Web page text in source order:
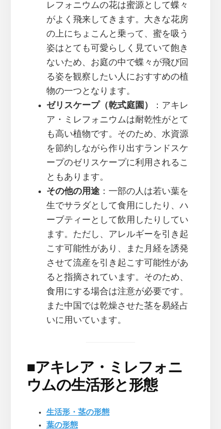
レフォニウムの花は蜜源として蝶々
がよく飛来してきます。大きな花房
の上にちょこんと乗って、蜜を吸う
姿はとても可愛らしく見ていて飽き
ないため、お庭の中で蝶々が飛び回
る姿を観察したい人におすすめの植
物の一つとなります。
ゼリスケープ（乾式庭園）
：アキレ
ア・ミレフォニウムは耐乾性がとて
も高い植物です。そのため、水資源
を節約しながら作り出すランドスケ
ープのゼリスケープに利用されるこ
ともあります。
その他の用途：一部の人は若い葉を
生でサラダとして食用にしたり、ハ
ーブティーとして飲用したりしてい
ます。ただし、アレルギーを引き起
こす可能性があり、また月経を誘発
させて流産を引き起こす可能性があ
ると指摘されています。そのため、
食用にする場合は注意が必要です。
また中国では乾燥させた茎を易経占
いに用いています。
■アキレア・ミレフォニ
ウムの生活形と形態
生活形・茎の形態
葉の形態